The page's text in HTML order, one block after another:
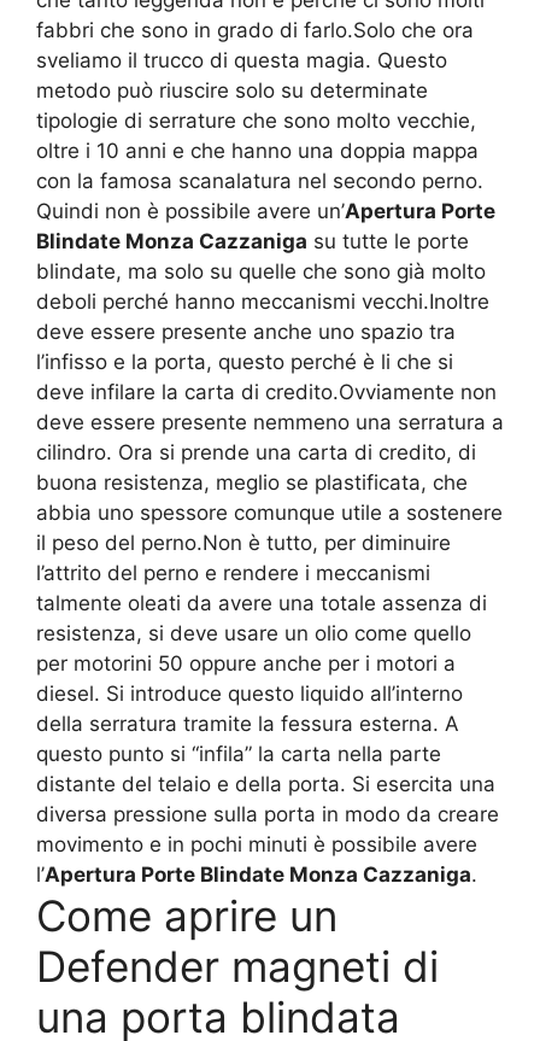
fabbri che sono in grado di farlo.Solo che ora
sveliamo il trucco di questa magia. Questo
metodo può riuscire solo su determinate
tipologie di serrature che sono molto vecchie,
oltre i 10 anni e che hanno una doppia mappa
con la famosa scanalatura nel secondo perno.
Quindi non è possibile avere un’Apertura Porte
Blindate Monza Cazzaniga su tutte le porte
blindate, ma solo su quelle che sono già molto
deboli perché hanno meccanismi vecchi.Inoltre
deve essere presente anche uno spazio tra
l’infisso e la porta, questo perché è li che si
deve infilare la carta di credito.Ovviamente non
deve essere presente nemmeno una serratura a
cilindro. Ora si prende una carta di credito, di
buona resistenza, meglio se plastificata, che
abbia uno spessore comunque utile a sostenere
il peso del perno.Non è tutto, per diminuire
l’attrito del perno e rendere i meccanismi
talmente oleati da avere una totale assenza di
resistenza, si deve usare un olio come quello
per motorini 50 oppure anche per i motori a
diesel. Si introduce questo liquido all’interno
della serratura tramite la fessura esterna. A
questo punto si “infila” la carta nella parte
distante del telaio e della porta. Si esercita una
diversa pressione sulla porta in modo da creare
movimento e in pochi minuti è possibile avere
l’Apertura Porte Blindate Monza Cazzaniga.
Come aprire un
Defender magneti di
una porta blindata